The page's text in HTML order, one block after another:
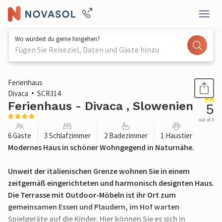
Wo würdest du gerne hingehen?
Fügen Sie Reiseziel, Daten und Gäste hinzu
1 / 34
Ferienhaus
Divaca
SCR314
Ferienhaus - Divaca , Slowenien 5
out of 5
6 Gäste 3 Schlafzimmer 2 Badezimmer 1 Haustier
Modernes Haus in schöner Wohngegend in Naturnähe.
Unweit der italienischen Grenze wohnen Sie in einem
zeitgemäß eingerichteten und harmonisch designten Haus.
Die Terrasse mit Outdoor-Möbeln ist ihr Ort zum
gemeinsamen Essen und Plaudern, im Hof warten
Spielgeräte auf die Kinder. Hier können Sie es sich in